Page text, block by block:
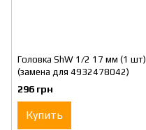
Головка ShW 1/2 17 мм (1 шт)
(замена для 4932478042)
296 грн
Купить